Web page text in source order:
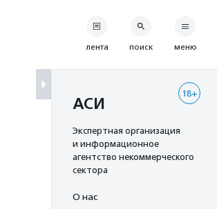
лента поиск меню
18+
АСИ
Экспертная организация
и информационное
агентство некоммерческого
сектора
О нас